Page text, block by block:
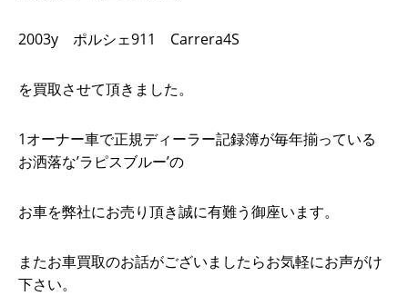
2003y ポルシェ911 Carrera4S
を買取させて頂きました。
1オーナー車で正規ディーラー記録簿が毎年揃っている
お洒落な’ラピスブルー’の
お車を弊社にお売り頂き誠に有難う御座います。
またお車買取のお話がございましたらお気軽にお声がけ
下さい。